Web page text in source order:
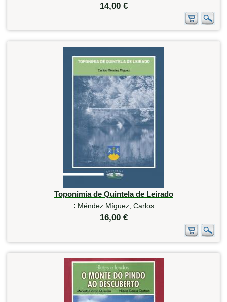
14,00 €
Toponimia de Quintela de Leirado
: Méndez Míguez, Carlos
16,00 €